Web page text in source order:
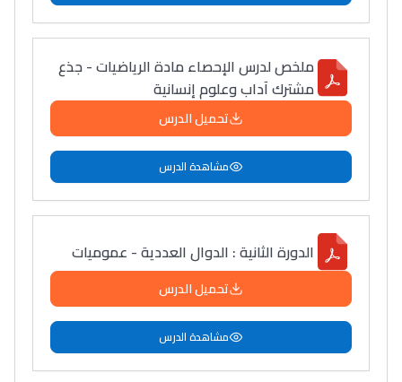
ملخص لدرس الإحصاء مادة الرياضيات - جذع
مشترك آداب وعلوم إنسانية
تحميل الدرس
مشاهدة الدرس
الدورة الثانية : الدوال العددية - عموميات
تحميل الدرس
مشاهدة الدرس